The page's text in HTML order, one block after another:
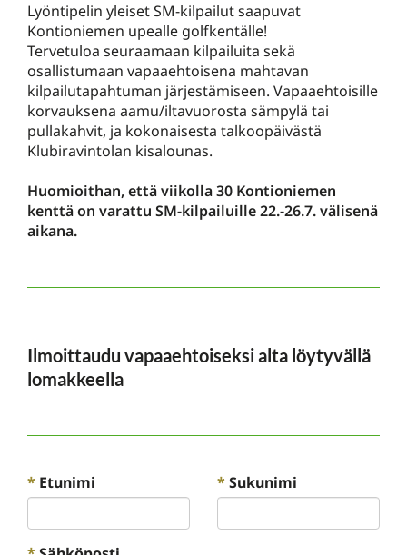
Lyöntipelin yleiset SM-kilpailut saapuvat
Kontioniemen upealle golfkentälle!
Tervetuloa seuraamaan kilpailuita sekä
osallistumaan vapaaehtoisena mahtavan
kilpailutapahtuman järjestämiseen. Vapaaehtoisille
korvauksena aamu/iltavuorosta sämpylä tai
pullakahvit, ja kokonaisesta talkoopäivästä
Klubiravintolan kisalounas.
Huomioithan, että viikolla 30 Kontioniemen
kenttä on varattu SM-kilpailuille 22.-26.7. välisenä
aikana.
Ilmoittaudu vapaaehtoiseksi alta löytyvällä
lomakkeella
* Etunimi *Sukunimi